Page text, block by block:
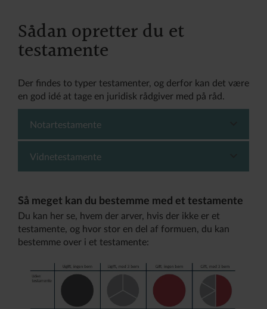
Sådan opretter du et
testamente
Der findes to typer testamenter, og derfor kan det være
en god idé at tage en juridisk rådgiver med på råd.
Notartestamente
• Testamentet skal underskrives foran en notar
(medarbejder i retten). Notaren bekræfter, at du
din fornufts fulde brug. Det er derfor vanskeligt
at anfægte et notartestamente.
• Testamentet registreres i et centralt register for
testamenter, og derved er man sikker på, at det
• Det koster 300 kr. i retsafgift at oprette et
notartestamente.
på: domstol.dk.
Vidnetestamente
vitterlighedsvidner. Vidnerne skal være uvildige
(dvs. uden økonomisk interesse i testamentet).
• Risiko: Vidnetestamentet registreres ikke i et
centralt register for testamenter, og det er lettere
• Ændring eller ophævelse af et testamente skal
ske på samme måde som oprettelse. Du behøver
ikke at oprette et testamente for at bestemme,
Så meget kan du bestemme med et testamente
Du kan her se, hvem der arver, hvis der ikke er et
testamente, og hvor stor en del af formuen, du kan
bestemme over i et testamente: